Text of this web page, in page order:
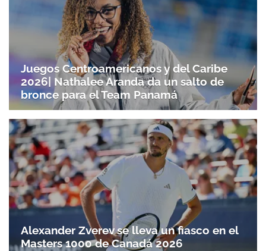
Juegos Centroamericanos y del Caribe
2026| Nathalee Aranda da un salto de
bronce para el Team Panamá
Alexander Zverev se lleva un fiasco en el
Masters 1000 de Canadá 2026